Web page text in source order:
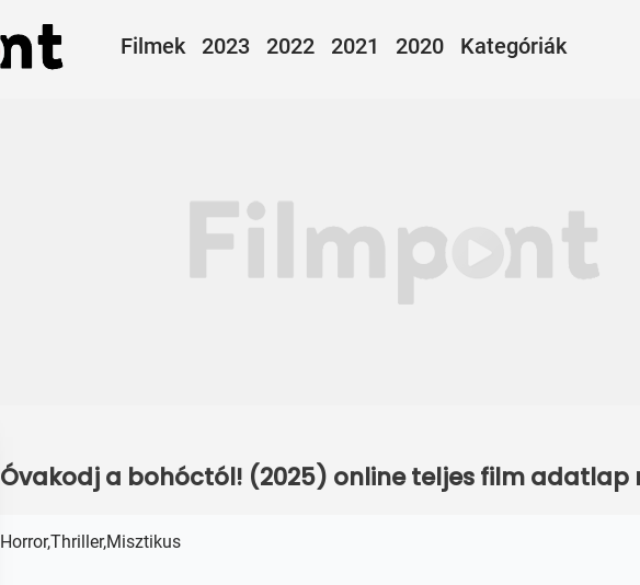
Filmek 2023 2022 2021 2020 Kategóriák
Óvakodj a bohóctól! (2025) online teljes film adatlap
Horror,Thriller,Misztikus